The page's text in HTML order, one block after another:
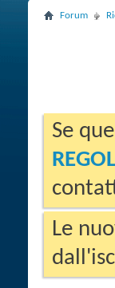
Forum
Se
Le